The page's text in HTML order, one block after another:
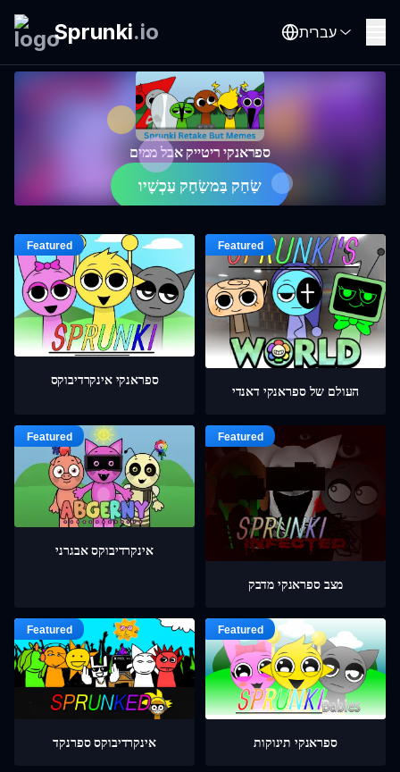
Sprunki.io עברית
ספראנקי ריטייק אבל ממים
שַׂחַק בַּמשַׂחָק עַכְשָׁיו
ספראנקי אינקרדיבוקס
העולם של ספראנקי דאנדי
אינקרדיבוקס אבגרני
מצב ספראנקי מדבק
אינקרדיבוקס ספרנקד ספראנקי תינוקות